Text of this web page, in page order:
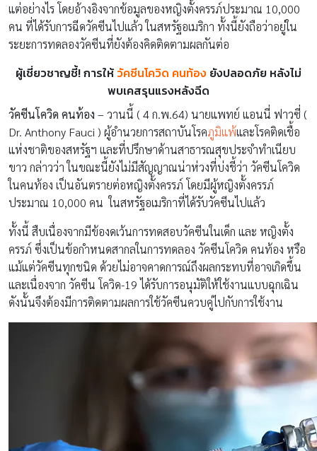
แต่อย่างไร โดยอ้างอิงจากข้อมูลของหญิงตั้งครรภ์ประมาณ 10,000
คน ที่ได้รับการฉีดวัคซีนไปแล้ว ในสหรัฐอเมริกา ทั้งนี้ยังถือว่าอยู่ใน
ระยะการทดลองวัคซีนที่ยังต้องคิดติดตามผลกันต่อ
ผู้เชี่ยวชาญชี้! การให้ วัคซีนโควิด คนท้อง ยังปลอดภัย หลังไม่
พบเคสรุนแรงหลังฉีด
วัคซีนโควิด คนท้อง – วานนี้ ( 4 ก.พ.64) นายแพทย์ แอนนี่ ฟาวซี่ (
Dr. Anthony Fauci ) ผู้อำนวยการสถาบันโรคภูมิแพ้และโรคติดเชื้อ
แห่งชาติของสหรัฐฯ และที่ปรึกษาด้านสาธารณสุขประจำทำเนียบ
ขาว กล่าวว่า ในขณะนี้ยังไม่มีสัญญาณน่าห่วงที่บ่งชี้ว่า วัคซีนโควิด
ในคนท้อง เป็นอันตรายต่อหญิงตั้งครรภ์ โดยมีผู้หญิงตั้งครรภ์
ประมาณ 10,000 คน ในสหรัฐอเมริกาที่ได้รับวัคซีนไปแล้ว
ทั้งนี้ สืบเนื่องจากมีข้องดเว้นการทดสอบวัคซีนในเด็ก และ หญิงตั้ง
ครรภ์ ซึ่งเป็นข้อกำหนดสากลในการทดลอง วัคซีนโควิด คนท้อง หรือ
แม้แต่วัคซีนทุกชนิด ด้วยไม่อาจคาดการณ์ถึงผลกระทบที่อาจเกิดขึ้น
และเนื่องจาก วัคซีน โควิด-19 ได้รับการอนุมัติให้ใช้งานแบบฉุกเฉิน
ดังนั้นจึงต้องมีการติดตามผลการใช้วัคซีนควบคู่ไปกับการใช้งาน